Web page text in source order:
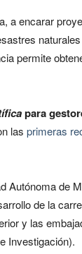
a encarar
permite
para
las primeras
Autónoma de
de la
y las
Investigación).